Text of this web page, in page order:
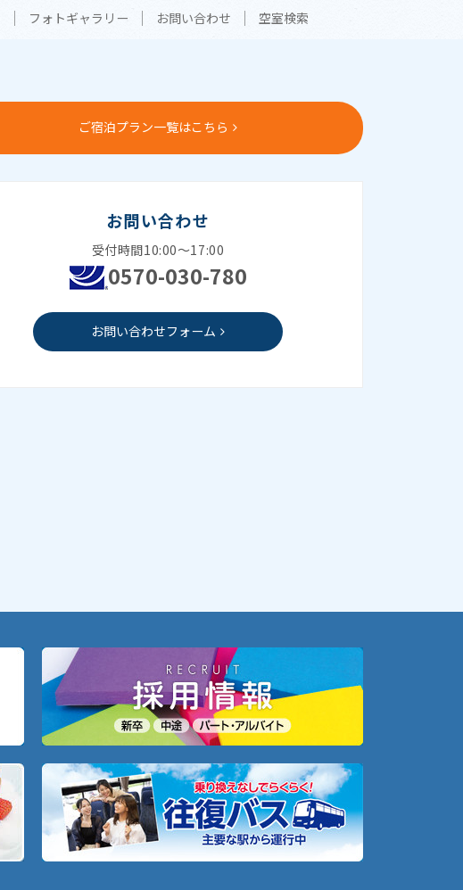
フォトギャラリー お問い合わせ 空室検索
ご宿泊プラン一覧はこちら
お問い合わせ
受付時間10:00～17:00
0570-030-780
お問い合わせフォーム